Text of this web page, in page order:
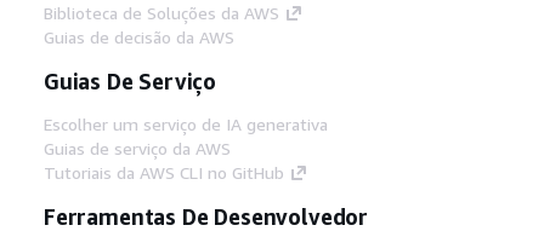
Biblioteca de Soluções da AWS
Guias de decisão da AWS
Guias De Serviço
Escolher um serviço de IA generativa
Guias de serviço da AWS
Tutoriais da AWS CLI no GitHub
Ferramentas De Desenvolvedor